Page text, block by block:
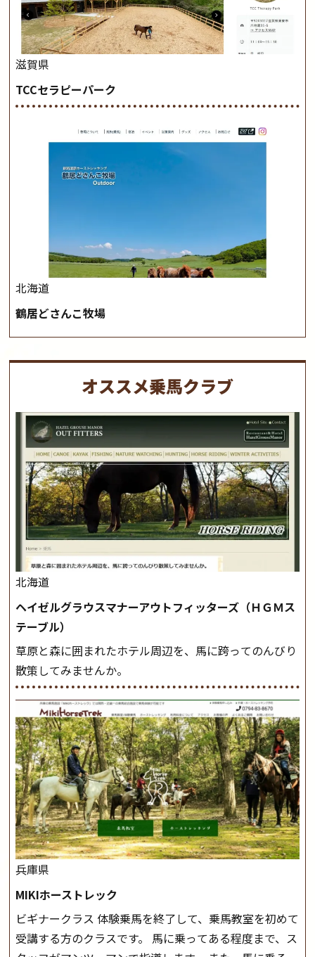
滋賀県
TCCセラピーパーク
北海道
鶴居どさんこ牧場
オススメ乗馬クラブ
北海道
ヘイゼルグラウスマナーアウトフィッターズ（ＨＧＭス
テーブル）
草原と森に囲まれたホテル周辺を、馬に跨ってのんびり
散策してみませんか。
兵庫県
MIKIホーストレック
ビギナークラス 体験乗馬を終了して、乗馬教室を初めて
受講する方のクラスです。 馬に乗ってある程度まで、ス